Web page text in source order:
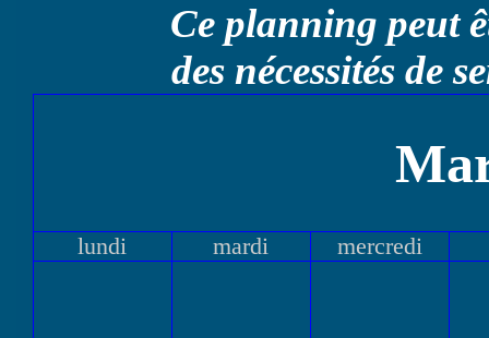
Ce planning peut
des nécessités de
lundi mardi mercredi